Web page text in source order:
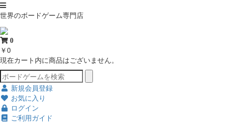
世界のボードゲーム専門店
0
￥0
現在カート内に商品はございません。
新規会員登録
お気に入り
ログイン
ご利用ガイド